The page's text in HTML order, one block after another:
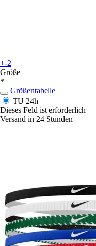
+-2
Größe
*
Größentabelle
TU 24h
Dieses Feld ist erforderlich
Versand in 24 Stunden